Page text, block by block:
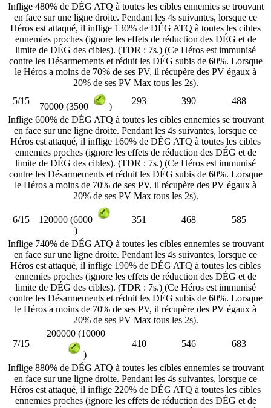
Inflige 480% de DÉG ATQ à toutes les cibles ennemies se trouvant
en face sur une ligne droite. Pendant les 4s suivantes, lorsque ce
Héros est attaqué, il inflige 130% de DÉG ATQ à toutes les cibles
ennemies proches (ignore les effets de réduction des DÉG et de
limite de DÉG des cibles). (TDR : 7s.) (Ce Héros est immunisé
contre les Désarmements et réduit les DÉG subis de 60%. Lorsque
le Héros a moins de 70% de ses PV, il récupère des PV égaux à
20% de ses PV Max tous les 2s).
5/15
70000 (3500 )
293 390
488
Inflige 600% de DÉG ATQ à toutes les cibles ennemies se trouvant
en face sur une ligne droite. Pendant les 4s suivantes, lorsque ce
Héros est attaqué, il inflige 160% de DÉG ATQ à toutes les cibles
ennemies proches (ignore les effets de réduction des DÉG et de
limite de DÉG des cibles). (TDR : 7s.) (Ce Héros est immunisé
contre les Désarmements et réduit les DÉG subis de 60%. Lorsque
le Héros a moins de 70% de ses PV, il récupère des PV égaux à
20% de ses PV Max tous les 2s).
6/15
120000 (6000
)
351 468 585
Inflige 740% de DÉG ATQ à toutes les cibles ennemies se trouvant
en face sur une ligne droite. Pendant les 4s suivantes, lorsque ce
Héros est attaqué, il inflige 190% de DÉG ATQ à toutes les cibles
ennemies proches (ignore les effets de réduction des DÉG et de
limite de DÉG des cibles). (TDR : 7s.) (Ce Héros est immunisé
contre les Désarmements et réduit les DÉG subis de 60%. Lorsque
le Héros a moins de 70% de ses PV, il récupère des PV égaux à
20% de ses PV Max tous les 2s).
7/15
200000 (10000
)
410 546 683
Inflige 880% de DÉG ATQ à toutes les cibles ennemies se trouvant
en face sur une ligne droite. Pendant les 4s suivantes, lorsque ce
Héros est attaqué, il inflige 220% de DÉG ATQ à toutes les cibles
ennemies proches (ignore les effets de réduction des DÉG et de